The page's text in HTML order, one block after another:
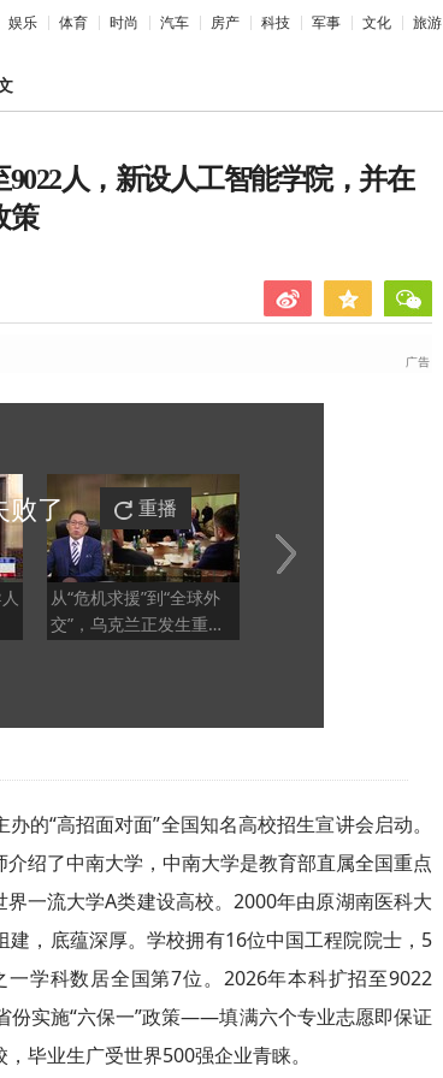
娱乐 体育 时尚 汽车 房产 科技 军事 文化 旅游
人，新设人工智能学院，并在
策
败了 重播
从“危机求援”到“全球外
交”，乌克兰正发生重大
的“高招面对面”全国知名高校招生宣讲会启动。
绍了中南大学，中南大学是教育部直属全国重点
界一流大学A类建设高校。2000年由原湖南医科大
，底蕴深厚。学校拥有16位中国工程院院士，5
一学科数居全国第7位。2026年本科扩招至9022
份实施“六保一”政策——填满六个专业志愿即保证
毕业生广受世界500强企业青睐。